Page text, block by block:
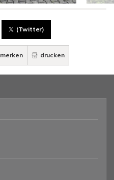
(Twitter)
merken drucken